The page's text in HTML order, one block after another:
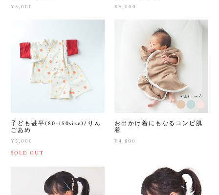
¥5,000 ¥5,000
子ども甚平(80-150size)/りん
ごあめ
¥5,000
SOLD OUT
お出かけ着にもなるコンビ肌
着
¥4,800